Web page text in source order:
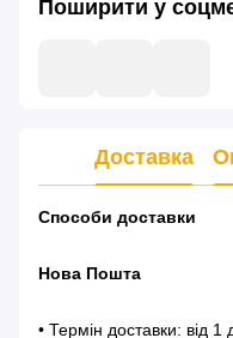
Поширити у
Доставка
Способи доставки
Нова Пошта
• Термін доставки: від 1